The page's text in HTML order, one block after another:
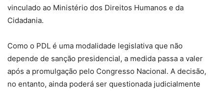
vinculado ao Ministério dos Direitos Humanos e da
Cidadania.
Como o PDL é uma modalidade legislativa que não
depende de sanção presidencial, a medida passa a valer
após a promulgação pelo Congresso Nacional. A decisão,
no entanto, ainda poderá ser questionada judicialmente